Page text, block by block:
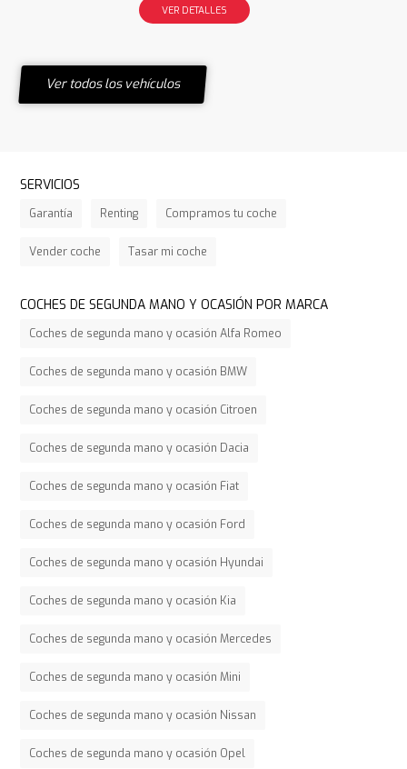
VER DETALLES
Ver todos los vehículos
SERVICIOS
Garantía Renting Compramos tu coche
Vender coche Tasar mi coche
COCHES DE SEGUNDA MANO Y OCASIÓN POR MARCA
Coches de segunda mano y ocasión Alfa Romeo
Coches de segunda mano y ocasión BMW
Coches de segunda mano y ocasión Citroen
Coches de segunda mano y ocasión Dacia
Coches de segunda mano y ocasión Fiat
Coches de segunda mano y ocasión Ford
Coches de segunda mano y ocasión Hyundai
Coches de segunda mano y ocasión Kia
Coches de segunda mano y ocasión Mercedes
Coches de segunda mano y ocasión Mini
Coches de segunda mano y ocasión Nissan
Coches de segunda mano y ocasión Opel